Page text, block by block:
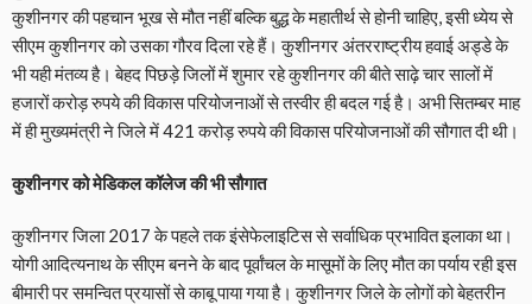
कुशीनगर की पहचान भूख से मौत नहीं बल्कि बुद्ध के महातीर्थ से होनी चाहिए, इसी ध्येय से
सीएम कुशीनगर को उसका गौरव दिला रहे हैं। कुशीनगर अंतरराष्ट्रीय हवाई अड्डे के
भी यही मंतव्य है। बेहद पिछड़े जिलों में शुमार रहे कुशीनगर की बीते साढ़े चार सालों में
हजारों करोड़ रुपये की विकास परियोजनाओं से तस्वीर ही बदल गई है। अभी सितम्बर माह
में ही मुख्यमंत्री ने जिले में 421 करोड़ रुपये की विकास परियोजनाओं की सौगात दी थी।
कुशीनगर को मेडिकल कॉलेज की भी सौगात
कुशीनगर जिला 2017 के पहले तक इंसेफेलाइटिस से सर्वाधिक प्रभावित इलाका था।
योगी आदित्यनाथ के सीएम बनने के बाद पूर्वांचल के मासूमों के लिए मौत का पर्याय रही इस
बीमारी पर समन्वित प्रयासों से काबू पाया गया है। कुशीनगर जिले के लोगों को बेहतरीन